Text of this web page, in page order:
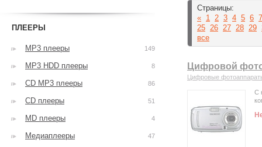
Страницы:
« 1 2 3 4 5 6 7
25 26 27 28 29
все
Цифровой
Цифровые
С
ПЛЕЕРЫ
MP3 плееры 149
MP3 HDD плееры 8
CD MP3 плееры 86
CD плееры 51
MD плееры 4
Медиаплееры 47